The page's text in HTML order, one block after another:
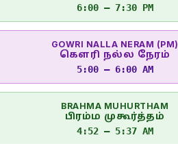
6:00 – 7:30 PM
GOWRI NALLA NERAM (PM)
கௌரி நல்ல நேரம்
5:00 – 6:00 AM
BRAHMA MUHURTHAM
பிரம்ம முகூர்த்தம்
4:52 – 5:37 AM